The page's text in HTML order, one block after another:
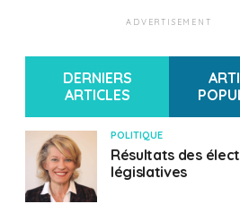
ADVERTISEMENT
DERNIERS
ARTICLES
POLITIQUE
Résultats des
législatives